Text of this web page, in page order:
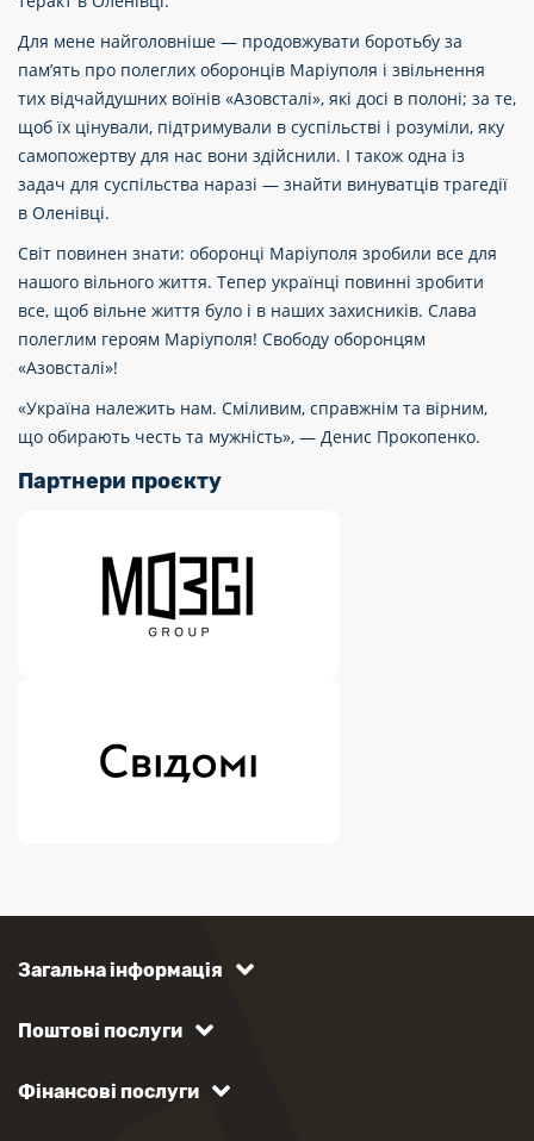
Для мене найголовніше — продовжувати боротьбу за
пам’ять про полеглих оборонців Маріуполя і звільнення
тих відчайдушних воїнів «Азовсталі», які досі в полоні; за те,
щоб їх цінували, підтримували в суспільстві і розуміли, яку
самопожертву для нас вони здійснили. І також одна із
задач для суспільства наразі — знайти винуватців трагедії
в Оленівці.
Світ повинен знати: оборонці Маріуполя зробили все для
нашого вільного життя. Тепер українці повинні зробити
все, щоб вільне життя було і в наших захисників. Слава
полеглим героям Маріуполя! Свободу оборонцям
«Азовсталі»!
«Україна належить нам. Сміливим, справжнім та вірним,
що обирають честь та мужність», — Денис Прокопенко.
Партнери проєкту
Загальна інформація
Поштові послуги
Фінансові послуги